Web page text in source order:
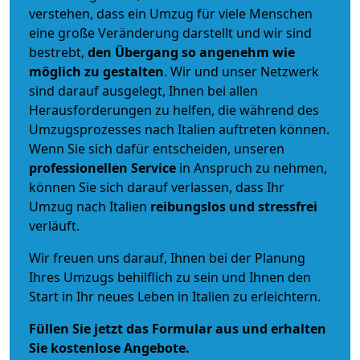
verstehen, dass ein Umzug für viele Menschen
eine große Veränderung darstellt und wir sind
bestrebt, den Übergang so angenehm wie
möglich zu gestalten. Wir und unser Netzwerk
sind darauf ausgelegt, Ihnen bei allen
Herausforderungen zu helfen, die während des
Umzugsprozesses nach Italien auftreten können.
Wenn Sie sich dafür entscheiden, unseren
professionellen Service in Anspruch zu nehmen,
können Sie sich darauf verlassen, dass Ihr
Umzug nach Italien reibungslos und stressfrei
verläuft.
Wir freuen uns darauf, Ihnen bei der Planung
Ihres Umzugs behilflich zu sein und Ihnen den
Start in Ihr neues Leben in Italien zu erleichtern.
Füllen Sie jetzt das Formular aus und erhalten
Sie kostenlose Angebote.